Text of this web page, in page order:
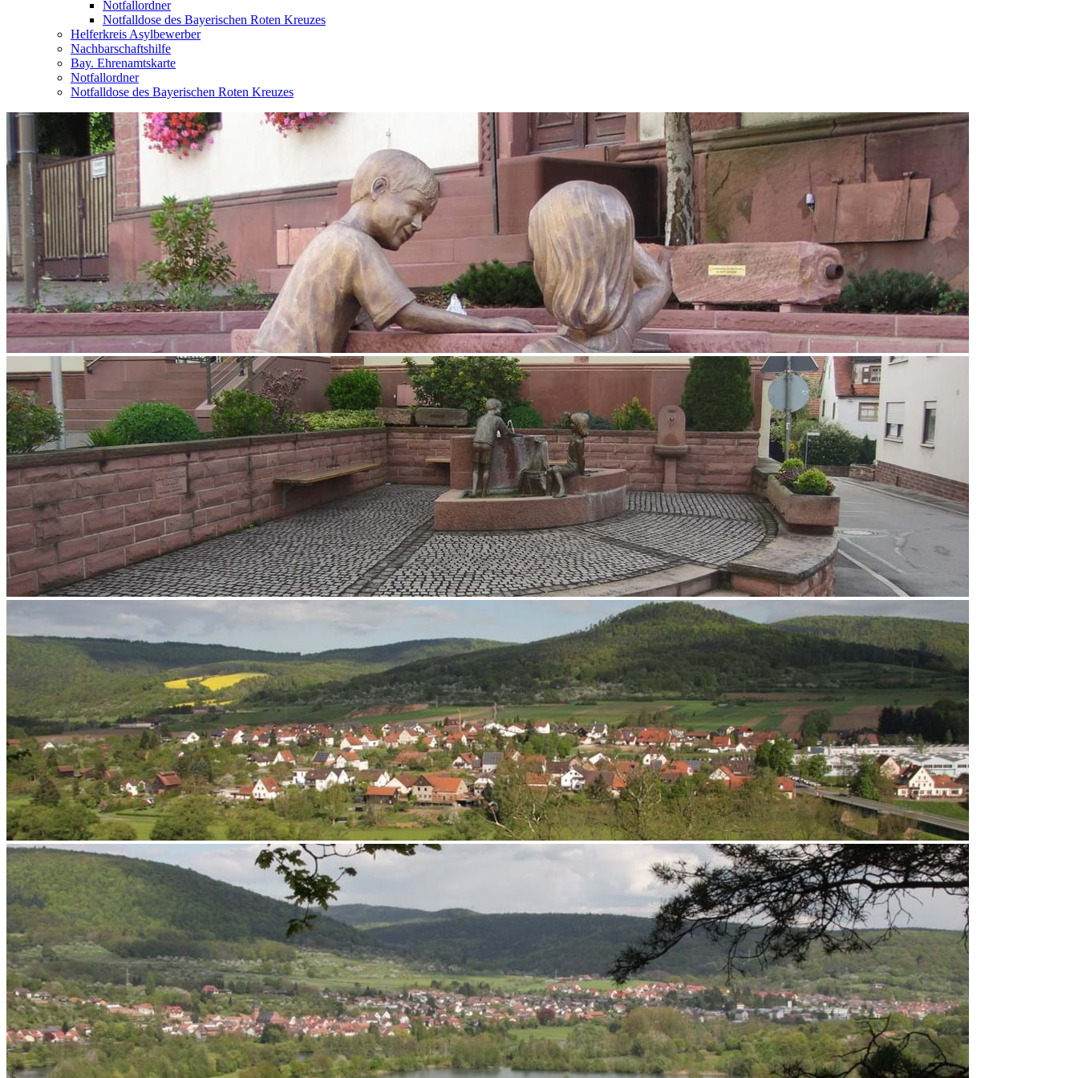
Notfallordner
Notfalldose des Bayerischen Roten Kreuzes
Helferkreis Asylbewerber
Nachbarschaftshilfe
Bay. Ehrenamtskarte
Notfallordner
Notfalldose des Bayerischen Roten Kreuzes